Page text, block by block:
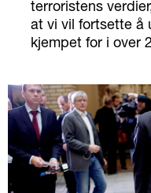
terroristens
at vi vil fortsette å
kjempet for i over